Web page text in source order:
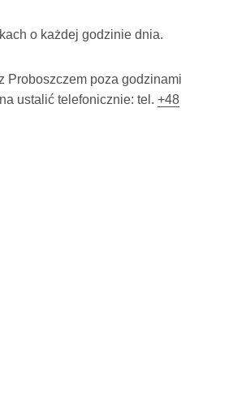
o każdej godzinie dnia.
Proboszczem poza godzinami
ustalić telefonicznie: tel. +48